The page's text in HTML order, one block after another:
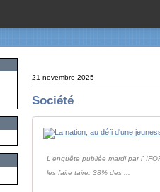
21 novembre 2025
Société
L'enquête publiée mardi par l'
les faire taire. 38% des ...